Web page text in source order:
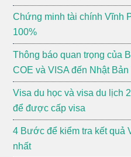
Chứng minh tài chính Vĩnh
100%
Thông báo quan trọng của
COE và VISA đến Nhật
Visa du học và visa du lịch
để được cấp visa
4 Bước để kiểm tra kết quả
nhất